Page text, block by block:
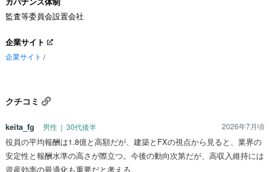
監査等委員会設置会社
企業サイト
企業サイト /
クチコミ
keita_fg 男性 | 30代後半 2026年7月頃
役員の平均報酬は1.8億と高額だが、建築とFXの視点から見ると、業界の
安定性と報酬水準の高さが際立つ。今後の動向次第だが、高収入維持には
資産効率の最適化も重要だと考える。